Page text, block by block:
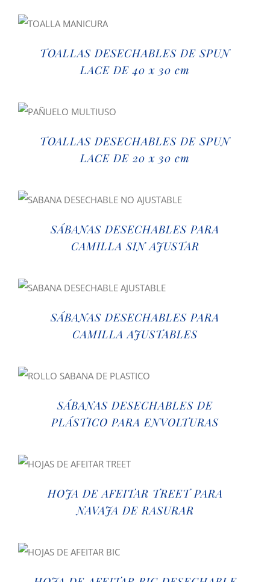
TOALLAS DESECHABLES DE SPUN
LACE DE 40 x 30 cm
TOALLAS DESECHABLES DE SPUN
LACE DE 20 x 30 cm
SÁBANAS DESECHABLES PARA
CAMILLA SIN AJUSTAR
SÁBANAS DESECHABLES PARA
CAMILLA AJUSTABLES
SÁBANAS DESECHABLES DE
PLÁSTICO PARA ENVOLTURAS
HOJA DE AFEITAR TREET PARA
NAVAJA DE RASURAR